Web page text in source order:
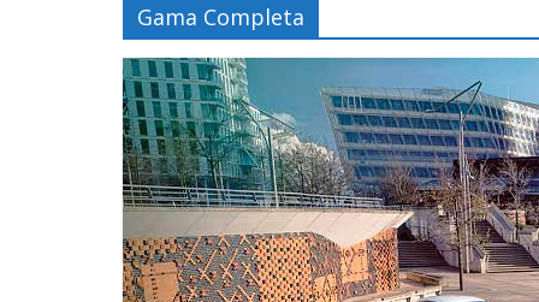
Gama Completa
Movilidad Varios
GM reafirma su
compromiso con movilidad
más segura y conectada
Movilidad
¿Qué
vehículo si
varios días